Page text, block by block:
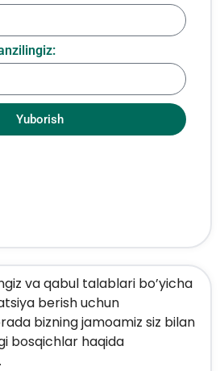
va qabul talablari bo’yicha
berish uchun
bizning jamoamiz siz bilan
bosqichlar haqida
Yuborish